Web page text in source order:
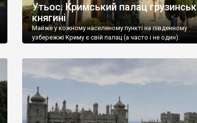
Утьос. Кримський палац
княгині
Майже у кожному населеному пункті на південному
узбережжі Криму є свій палац (а часто і не один).